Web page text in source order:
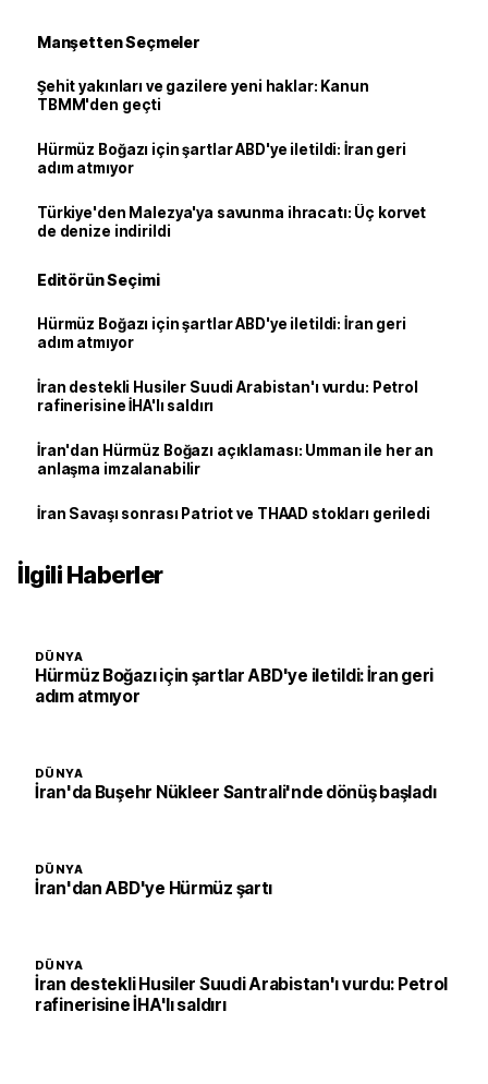
Manşetten Seçmeler
Şehit yakınları ve gazilere yeni haklar: Kanun
TBMM'den geçti
Hürmüz Boğazı için şartlar ABD'ye iletildi: İran geri
adım atmıyor
Türkiye'den Malezya'ya savunma ihracatı: Üç korvet
de denize indirildi
Editörün Seçimi
Hürmüz Boğazı için şartlar ABD'ye iletildi: İran geri
adım atmıyor
İran destekli Husiler Suudi Arabistan'ı vurdu: Petrol
rafinerisine İHA'lı saldırı
İran'dan Hürmüz Boğazı açıklaması: Umman ile her an
anlaşma imzalanabilir
İran Savaşı sonrası Patriot ve THAAD stokları geriledi
İlgili Haberler
DÜNYA
Hürmüz Boğazı için şartlar ABD'ye iletildi: İran geri
adım atmıyor
DÜNYA
İran'da Buşehr Nükleer Santrali'nde dönüş başladı
DÜNYA
İran'dan ABD'ye Hürmüz şartı
DÜNYA
İran destekli Husiler Suudi Arabistan'ı vurdu: Petrol
rafinerisine İHA'lı saldırı